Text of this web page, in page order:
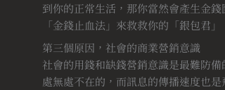
到你的正常生活，那你當然會產生金
「金錢止血法」來救救你的「銀包君
第三個原因，社會的商業營銷意識
社會的用錢和缺錢營銷意識是最難防
處無處不在的，而訊息的傳播速度也